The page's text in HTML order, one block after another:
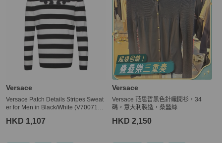
Versace
Versace Patch Details Stripes Sweat
er for Men in Black/White (V700715-
HKD 1,107
Versace
Versace 范思哲黑色針織開衫，34
碼，意大利製造，桑蠶絲
HKD 2,150